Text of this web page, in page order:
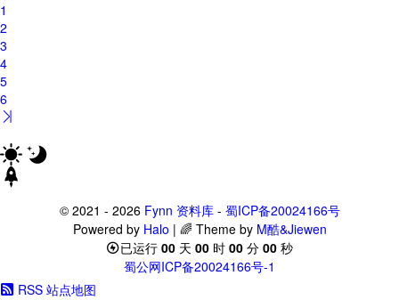
1
2
3
4
5
6
© 2021 - 2026Fynn 资料库 - 蜀ICP备20024166号
Powered byHalo | 🌈 Theme byM酷&Jiewen
已运行 00 天 00 时 00 分 00 秒
蜀公网ICP备20024166号-1
RSS 站点地图